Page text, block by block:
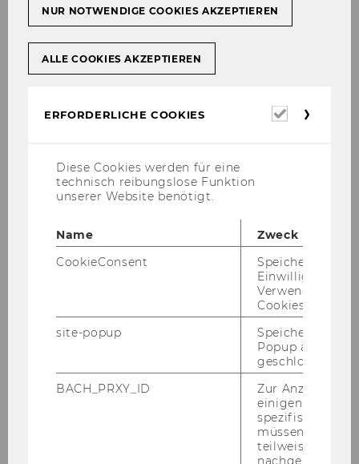
Trai­ner:innen:Mag. Alois
Schrems (
Re­si­li­en­ce
Con­sult
3. On­line Trai­ning "Werte
Juli 2025, 15:00-17:00
Wo:On­line
Nor­mal­preis pro Work­
shop: €79.-
Preis für npo­Aus­tria Mit­
glie­der pro Work­shop:
Alle An­trag­stel­ler von Pro­
Eu­r­opeanVa­lue­sAT kön­
nen die Work­shops, un­ab­
hän­gig vom Er­folg der
Ein­rei­chung, kos­ten­los
be­su­chen.
NUR NOTWENDIGE COOKIES AKZEPTIEREN
ALLE COOKIES AKZEPTIEREN
ERFORDERLICHE COOKIES
Diese Cookies werden für eine
technisch reibungslose Funktion
unserer Website benötigt.
Name
Zweck
CookieConsent
Speichert Ihre
Einwilligung zur
Verwendung von
Cookies.
site-popup
Speichert ob ein
Popup
geschlossen
BACH_PRXY_ID
Zur Anzeige von
einigen WU-
spezifischen
müssen
teilweise von
nachgelagerten